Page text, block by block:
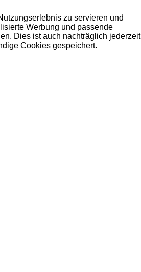
zu servieren und
Werbung und passende
Dies ist auch nachträglich jederzeit
Cookies gespeichert.